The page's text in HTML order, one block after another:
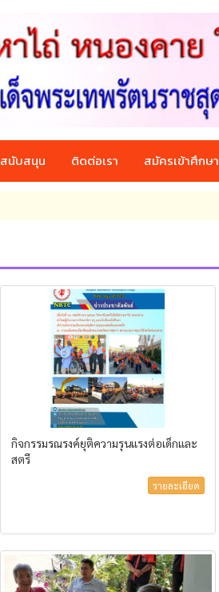
สนับสนุน ติดต่อเรา สมัครเข้าศึกษา
กิจกรรมรณรงค์ยุติความรุนแรงต่อเด็กและ
สตรี
รายละเอียด